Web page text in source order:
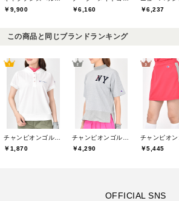
￥9,900
￥6,160
￥6,237
この商品と同じブランドランキング
￥1,870
￥4,290
￥5,445
OFFICIAL SNS